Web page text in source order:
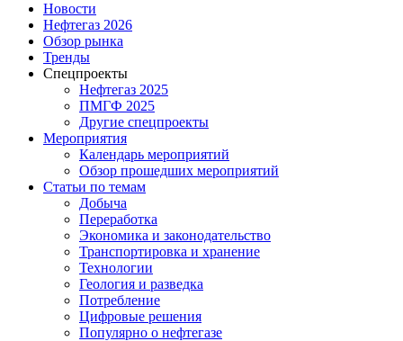
Новости
Нефтегаз 2026
Обзор рынка
Тренды
Спецпроекты
Нефтегаз 2025
ПМГФ 2025
Другие спецпроекты
Мероприятия
Календарь мероприятий
Обзор прошедших мероприятий
Статьи по темам
Добыча
Переработка
Экономика и законодательство
Транспортировка и хранение
Технологии
Геология и разведка
Потребление
Цифровые решения
Популярно о нефтегазе